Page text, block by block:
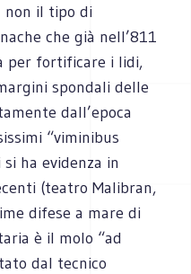
non il tipo di
che già nell’811
per fortificare i lidi,
spondali delle
dall’epoca
“viminibus
ha evidenza in
(teatro Malibran,
difese a mare di
è il molo “ad
dal tecnico